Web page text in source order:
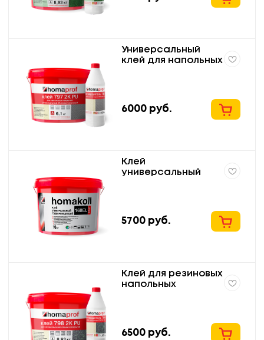
Универсальный
клей для напольных
6000 руб.
Клей
универсальный
168EL Prof
5700 руб.
Клей для резиновых
напольных
полиуретановый
6500 руб.